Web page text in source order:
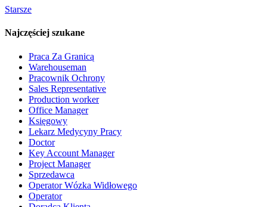
Starsze
Najczęściej szukane
Praca Za Granicą
Warehouseman
Pracownik Ochrony
Sales Representative
Production worker
Office Manager
Księgowy
Lekarz Medycyny Pracy
Doctor
Key Account Manager
Project Manager
Sprzedawca
Operator Wózka Widłowego
Operator